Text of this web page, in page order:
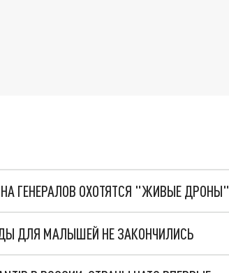
ГЕНЕРАЛОВ ОХОТЯТСЯ "ЖИВЫЕ ДРОНЫ"
ДЛЯ МАЛЫШЕЙ НЕ ЗАКОНЧИЛИСЬ